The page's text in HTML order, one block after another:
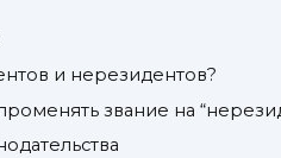
и нерезидентов?
звание на